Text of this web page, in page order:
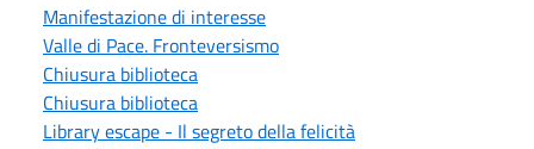
Manifestazione di interesse
Valle di Pace. Fronteversismo
Chiusura biblioteca
Chiusura biblioteca
Library escape - Il segreto della felicità